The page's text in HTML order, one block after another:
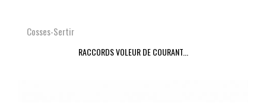
Cosses-Sertir
RACCORDS VOLEUR DE COURANT...